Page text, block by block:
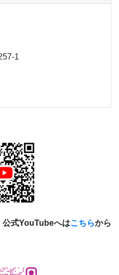
1
公式YouTubeへはこちらから